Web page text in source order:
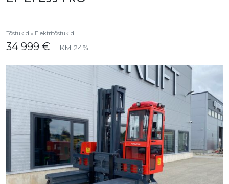
Tõstukid » Elektritõstukid
34 999 € + KM 24%